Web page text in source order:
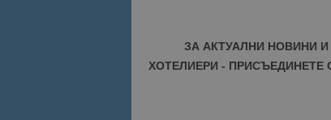
ЗА АКТУАЛНИ НОВИНИ
ХОТЕЛИЕРИ - ПРИСЪЕДИНЕТЕ